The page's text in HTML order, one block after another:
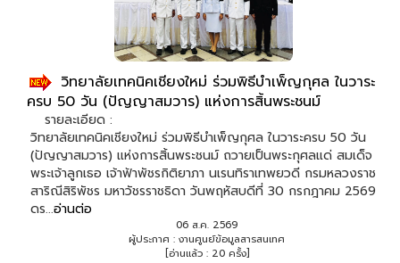
วิทยาลัยเทคนิคเชียงใหม่ ร่วมพิธีบำเพ็ญกุศล ในวาระ
ครบ 50 วัน (ปัญญาสมวาร) แห่งการสิ้นพระชนม์
รายละเอียด :
วิทยาลัยเทคนิคเชียงใหม่ ร่วมพิธีบำเพ็ญกุศล ในวาระครบ 50 วัน
(ปัญญาสมวาร) แห่งการสิ้นพระชนม์ ถวายเป็นพระกุศลแด่ สมเด็จ
พระเจ้าลูกเธอ เจ้าฟ้าพัชรกิติยาภา นเรนทิราเทพยวดี กรมหลวงราช
สาริณีสิริพัชร มหาวัชรราชธิดา วันพฤหัสบดีที่ 30 กรกฎาคม 2569
ดร...อ่านต่อ
06 ส.ค. 2569
ผู้ประกาศ : งานศูนย์ข้อมูลสารสนเทศ
[อ่านแล้ว : 20 ครั้ง]